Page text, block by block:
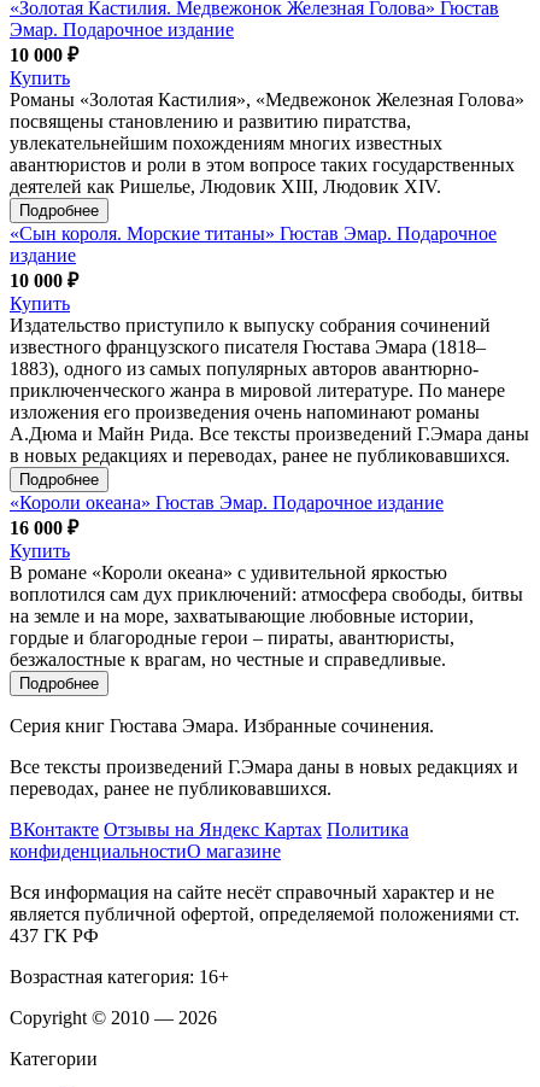
«Золотая Кастилия. Медвежонок Железная Голова» Гюстав
Эмар. Подарочное издание
10 000 ₽
Купить
Романы «Золотая Кастилия», «Медвежонок Железная Голова»
посвящены становлению и развитию пиратства,
увлекательнейшим похождениям многих известных
авантюристов и роли в этом вопросе таких государственных
деятелей как Ришелье, Людовик XIII, Людовик XIV.
Подробнее
«Сын короля. Морские титаны» Гюстав Эмар. Подарочное
издание
10 000 ₽
Купить
Издательство приступило к выпуску собрания сочинений
известного французского писателя Гюстава Эмара (1818–
1883), одного из самых популярных авторов авантюрно-
приключенческого жанра в мировой литературе. По манере
изложения его произведения очень напоминают романы
А.Дюма и Майн Рида. Все тексты произведений Г.Эмара даны
в новых редакциях и переводах, ранее не публиковавшихся.
Подробнее
«Короли океана» Гюстав Эмар. Подарочное издание
16 000 ₽
Купить
В романе «Короли океана» с удивительной яркостью
воплотился сам дух приключений: атмосфера свободы, битвы
на земле и на море, захватывающие любовные истории,
гордые и благородные герои – пираты, авантюристы,
безжалостные к врагам, но честные и справедливые.
Подробнее
Серия книг Гюстава Эмара. Избранные сочинения.
Все тексты произведений Г.Эмара даны в новых редакциях и
переводах, ранее не публиковавшихся.
ВКонтакте Отзывы на Яндекс Картах Политика
конфиденциальностиО магазине
Вся информация на сайте несёт справочный характер и не
является публичной офертой, определяемой положениями ст.
437 ГК РФ
Возрастная категория: 16+
Copyright © 2010 — 2026
Категории